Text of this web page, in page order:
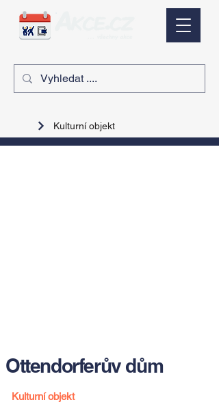
Kulturní objekt
Ottendorferův dům
Kulturní objekt